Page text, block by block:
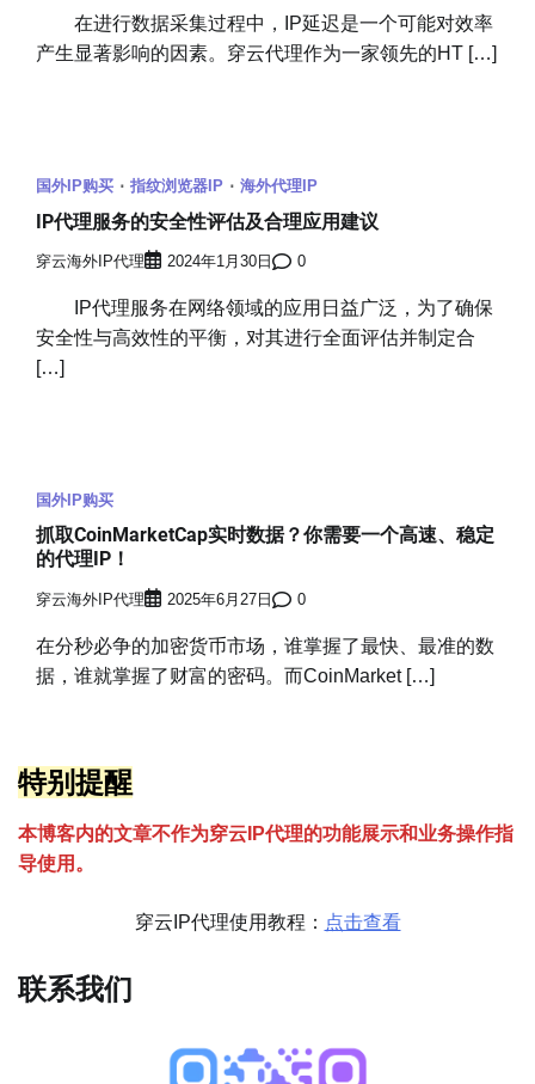
在进行数据采集过程中，IP延迟是一个可能对效率
产生显著影响的因素。穿云代理作为一家领先的HT […]
国外IP购买 指纹浏览器IP 海外代理IP
IP代理服务的安全性评估及合理应用建议
穿云海外IP代理 2024年1月30日 0
IP代理服务在网络领域的应用日益广泛，为了确保
安全性与高效性的平衡，对其进行全面评估并制定合
[…]
国外IP购买
抓取CoinMarketCap实时数据？你需要一个高速、稳定
的代理IP！
穿云海外IP代理 2025年6月27日 0
在分秒必争的加密货币市场，谁掌握了最快、最准的数
据，谁就掌握了财富的密码。而CoinMarket […]
特别提醒
本博客内的文章不作为穿云 P代理的功能展示和业务操作指
导使用。
穿云IP代理使用教程： 点击查看
联系我们